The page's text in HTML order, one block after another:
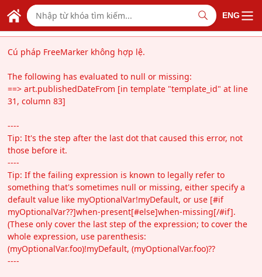
Skip to Main Content
BỘ NGOẠI GIAO VIỆT NAM
MINISTRY OF FOREIGN AFFAIRS
ENG
Cú pháp FreeMarker không hợp lệ.
The following has evaluated to null or missing:
==> art.publishedDateFrom [in template "template_id" at line
31, column 83]
----
Tip: It's the step after the last dot that caused this error, not
those before it.
----
Tip: If the failing expression is known to legally refer to
something that's sometimes null or missing, either specify a
default value like myOptionalVar!myDefault, or use [#if
myOptionalVar??]when-present[#else]when-missing[/#if].
(These only cover the last step of the expression; to cover the
whole expression, use parenthesis:
(myOptionalVar.foo)!myDefault, (myOptionalVar.foo)??
----